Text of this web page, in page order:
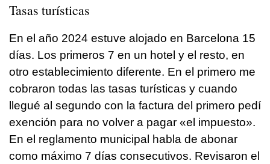
Tasas turísticas
En el año 2024 estuve alojado en Barcelona 15
días. Los primeros 7 en un hotel y el resto, en
otro establecimiento diferente. En el primero me
cobraron todas las tasas turísticas y cuando
llegué al segundo con la factura del primero pedí
exención para no volver a pagar «el impuesto».
En el reglamento municipal habla de abonar
como máximo 7 días consecutivos. Revisaron el